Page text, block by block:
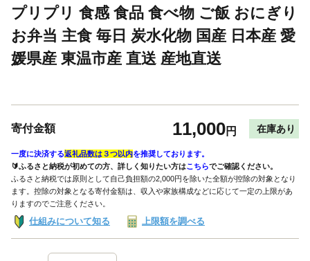
プリプリ 食感 食品 食べ物 ご飯 おにぎり
お弁当 主食 毎日 炭水化物 国産 日本産 愛
媛県産 東温市産 直送 産地直送
寄付金額 11,000円 在庫あり
一度に決済する返礼品数は３つ以内を推奨しております。
🔰ふるさと納税が初めての方、詳しく知りたい方はこちらでご確認ください。
ふるさと納税では原則として自己負担額の2,000円を除いた全額が控除の対象となり
ます。控除の対象となる寄付金額は、収入や家族構成などに応じて一定の上限があ
りますのでご注意ください。
仕組みについて知る 上限額を調べる